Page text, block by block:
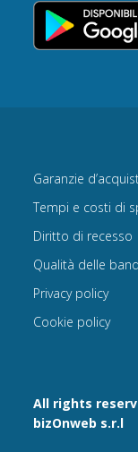
All rights
bizOnweb s.r.l
Garanzie
Tempi e costi di
Diritto di recesso
Qualità delle
Privacy policy
Cookie policy